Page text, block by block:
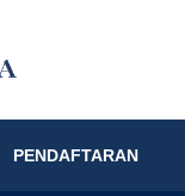
PENDAFTARAN